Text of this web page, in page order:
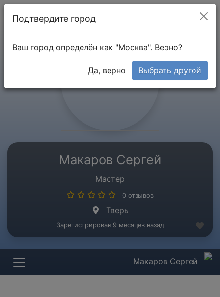
Макаров Сергей
Мастер
0 отзывов
Тверь
Зарегистрирован 9 месяцев назад
Макаров Сергей
Подтвердите город
Ваш город определён как "Москва". Верно?
Да, верно Выбрать другой